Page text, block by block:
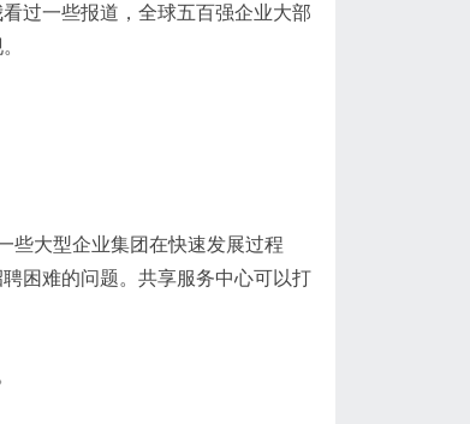
过一些报道，全球五百强企业大部
些大型企业集团在快速发展过程
困难的问题。共享服务中心可以打